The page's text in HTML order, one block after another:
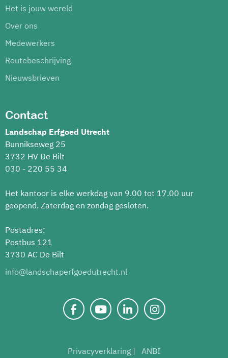
Het is jouw wereld
Over ons
Medewerkers
Routebeschrijving
Nieuwsbrieven
Contact
Landschap Erfgoed Utrecht
Bunnikseweg 25
3732 HV De Bilt
030 - 220 55 34
Het kantoor is elke werkdag van 9.00 tot 17.00 uur
geopend. Zaterdag en zondag gesloten.
Postadres:
Postbus 121
3730 AC De Bilt
info@landschaperfgoedutrecht.nl
Privacyverklaring ANBI